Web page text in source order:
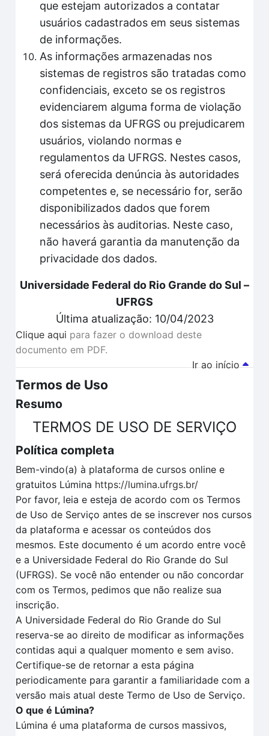
que estejam autorizados a contatar
usuários cadastrados em seus sistemas
de informações.
As informações armazenadas nos
sistemas de registros são tratadas como
confidenciais, exceto se os registros
evidenciarem alguma forma de violação
dos sistemas da UFRGS ou prejudicarem
usuários, violando normas e
regulamentos da UFRGS. Nestes casos,
será oferecida denúncia às autoridades
competentes e, se necessário for, serão
disponibilizados dados que forem
necessários às auditorias. Neste caso,
não haverá garantia da manutenção da
privacidade dos dados.
Universidade Federal do Rio Grande do Sul –
UFRGS
Última atualização: 10/04/2023
Clique aqui para fazer o download deste
documento em PDF.
Ir ao início
Termos de Uso
Resumo
TERMOS DE USO DE SERVIÇO
Política completa
Bem-vindo(a) à plataforma de cursos online e
gratuitos Lúmina https://lumina.ufrgs.br/
Por favor, leia e esteja de acordo com os Termos
de Uso de Serviço antes de se inscrever nos cursos
da plataforma e acessar os conteúdos dos
mesmos. Este documento é um acordo entre você
e a Universidade Federal do Rio Grande do Sul
(UFRGS). Se você não entender ou não concordar
com os Termos, pedimos que não realize sua
inscrição.
A Universidade Federal do Rio Grande do Sul
reserva-se ao direito de modificar as informações
contidas aqui a qualquer momento e sem aviso.
Certifique-se de retornar a esta página
periodicamente para garantir a familiaridade com a
versão mais atual deste Termo de Uso de Serviço.
O que é Lúmina?
Lúmina é uma plataforma de cursos massivos,